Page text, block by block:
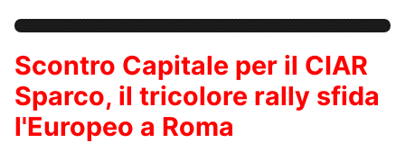
Scontro Capitale per il CIAR
Sparco, il tricolore rally sfida
l'Europeo a Roma